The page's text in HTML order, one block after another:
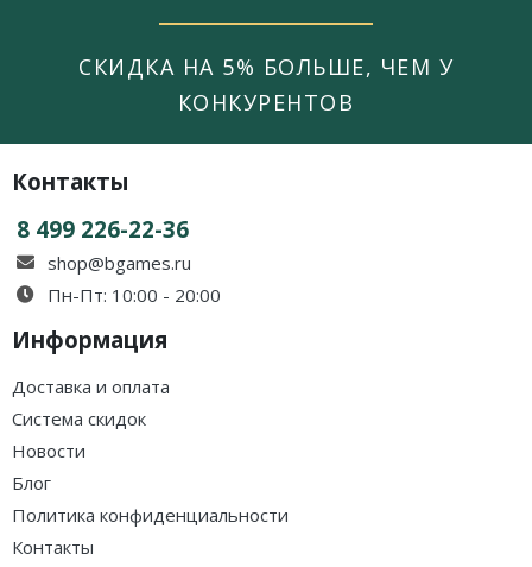
СКИДКА НА 5% БОЛЬШЕ, ЧЕМ У
КОНКУРЕНТОВ
Контакты
8 499 226-22-36
shop@bgames.ru
Пн-Пт: 10:00 - 20:00
Информация
Доставка и оплата
Система скидок
Новости
Блог
Политика конфиденциальности
Контакты